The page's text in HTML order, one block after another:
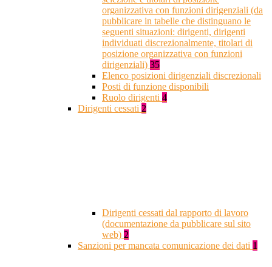
organizzativa con funzioni dirigenziali (da
pubblicare in tabelle che distinguano le
seguenti situazioni: dirigenti, dirigenti
individuati discrezionalmente, titolari di
posizione organizzativa con funzioni
dirigenziali) 35
Elenco posizioni dirigenziali discrezionali
Posti di funzione disponibili
Ruolo dirigenti 4
Dirigenti cessati 2
Dirigenti cessati dal rapporto di lavoro
(documentazione da pubblicare sul sito
web) 2
Sanzioni per mancata comunicazione dei dati 1